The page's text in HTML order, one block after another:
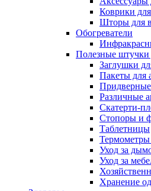
Коврики
Шторы для
Обогреватели
Полезные штучки
Заглушки
Пакеты для
Различные
Скатерти-
Стопоры и
Таблетницы
Уход за
Уход за
Хранение